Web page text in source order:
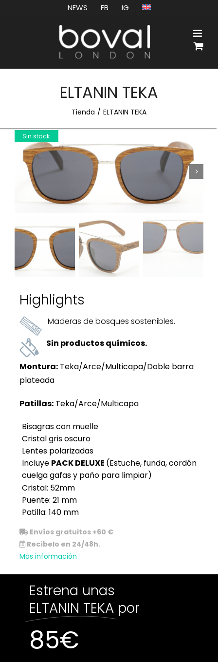
NEWS FB IG
ELTANIN TEKA
Tienda ELTANIN TEKA
Sin stock
Highlights
Maderas de bosques sostenibles.
Sin productos químicos.
Montura:Teka/Arce/Multicapa/Doble barra
plateada
Patillas:Teka/Arce/Multicapa
Bisagras con muelle
Cristal gris oscuro
Lentes polarizadas
Incluye PACK DELUXE (Estuche, funda, cordón
cuelga gafas y paño para limpiar)
Cristal: 52mm
Puente: 21 mm
Patilla: 140 mm
Envíos gratuitos +60 €.
Recíbelo en 24/48h.
Más información
Estrena unas
ELTANIN TEKA por
85€